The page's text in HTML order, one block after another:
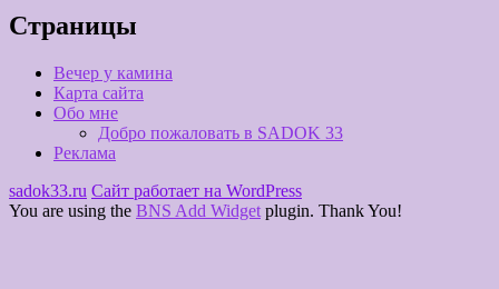
Страницы
Вечер у камина
Карта сайта
Обо мне
Добро пожаловать в SADOK 33
Реклама
sadok33.ru Сайт работает на WordPress
You are using the BNS Add Widget plugin. Thank You!